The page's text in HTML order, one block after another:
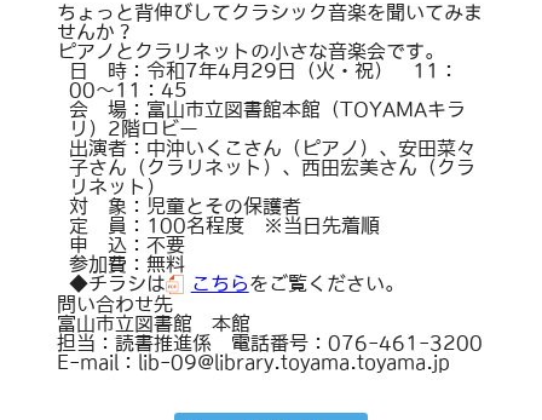
ちょっと背伸びしてクラシック音楽を聞いてみま
せんか？
ピアノとクラリネットの小さな音楽会です。
日 時：令和7年4月29日（火・祝） 11：
00～11：45
会 場：富山市立図書館本館（TOYAMAキラ
リ）2階ロビー
出演者：中沖いくこさん（ピアノ）、安田菜々
子さん（クラリネット）、西田宏美さん（クラ
リネット）
対 象：児童とその保護者
定 員：100名程度 ※当日先着順
申 込：不要
参加費：無料
◆チラシは
こちらをご覧ください。
問い合わせ先
富山市立図書館 本館
担当：読書推進係 電話番号：076-461-3200
E-mail：lib-09@library.toyama.toyama.jp